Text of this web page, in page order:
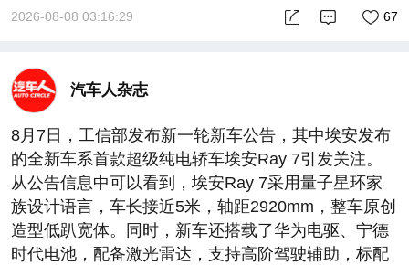
2026-08-08 03:16:29 67
汽车人杂志
8月7日，工信部发布新一轮新车公告，其中埃安发布
的全新车系首款超级纯电轿车埃安Ray 7引发关注。
从公告信息中可以看到，埃安Ray 7采用量子星环家
族设计语言，车长接近5米，轴距2920mm，整车原创
造型低趴宽体。同时，新车还搭载了华为电驱、宁德
时代电池，配备激光雷达，支持高阶驾驶辅助，标配